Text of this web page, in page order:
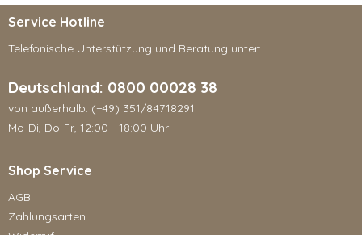
Service Hotline
Telefonische Unterstützung und Beratung unter:
Deutschland: 0800 00028 38
von außerhalb: (+49) 351/84718291
Mo-Di, Do-Fr, 12:00 - 18:00 Uhr
Shop Service
AGB
Zahlungsarten